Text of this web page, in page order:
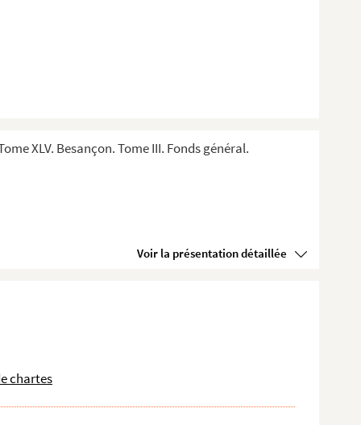
XLV. Besançon. Tome III. Fonds général.
Voir la présentation détaillée
chartes